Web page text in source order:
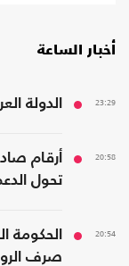
أخبار الساعة
23:29 الدولة
20:58
أرقام
تحول
20:54
الحكومة
صرف